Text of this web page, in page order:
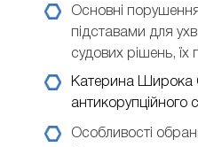
Основні
підставами для
судових рішень,
Катерина Широка
антикорупційного
Особливості